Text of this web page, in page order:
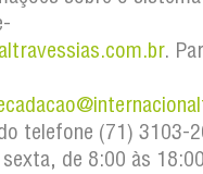
.
telefone (71) 3103-
de 8:00 às